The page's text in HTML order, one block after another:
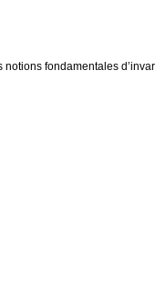
fondamentales